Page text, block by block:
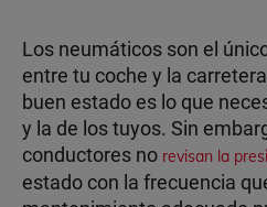
Los neumáticos son el
entre tu coche y la
buen estado es lo que
y la de los tuyos. Sin
conductores no revisan la
estado con la frecuencia